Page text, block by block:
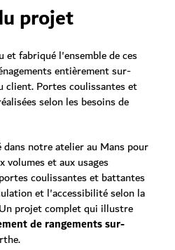
projet
et fabriqué l'ensemble de ces
entièrement sur-
client. Portes coulissantes et
selon les besoins de
dans notre atelier au Mans pour
et aux usages
coulissantes et battantes
et l'accessibilité selon la
projet complet qui illustre
de rangements sur-